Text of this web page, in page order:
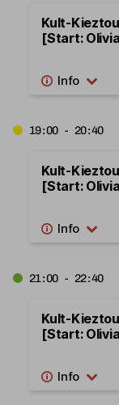
Kult-
[Start:
19:00 - 20:40
Kult-
[Start:
21:00 - 22:40
Kult-
[Start: